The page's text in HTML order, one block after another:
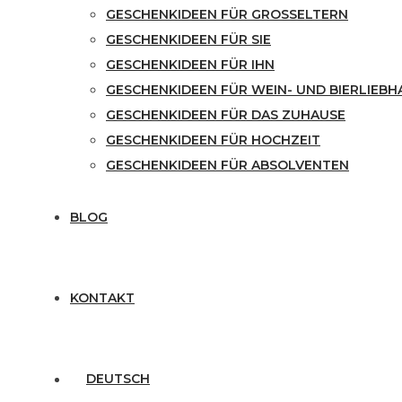
GESCHENKIDEEN FÜR GROSSELTERN
GESCHENKIDEEN FÜR SIE
GESCHENKIDEEN FÜR IHN
GESCHENKIDEEN FÜR WEIN- UND
GESCHENKIDEEN FÜR DAS ZUHAUSE
GESCHENKIDEEN FÜR HOCHZEIT
GESCHENKIDEEN FÜR ABSOLVENTEN
BLOG
KONTAKT
DEUTSCH